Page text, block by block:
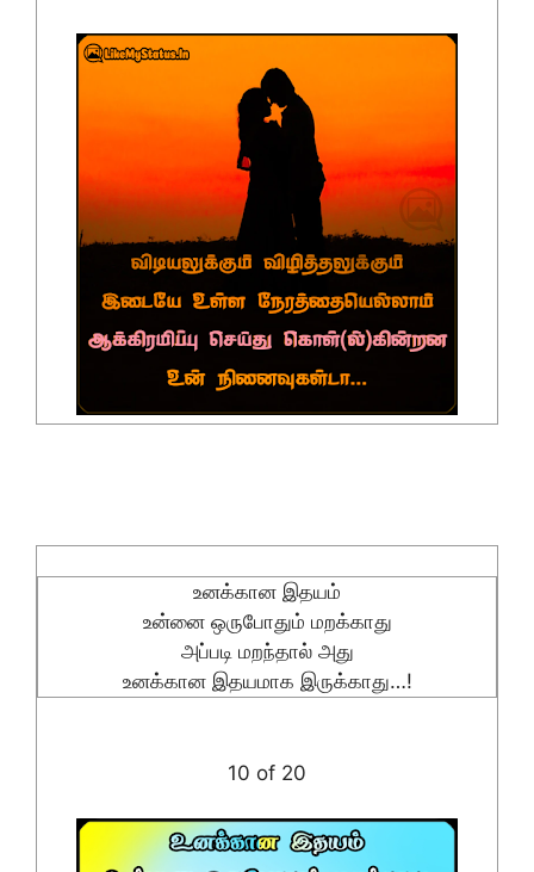
உனக்கான இதயம்
உன்னை ஒருபோதும் மறக்காது
அப்படி மறந்தால் அது
உனக்கான இதயமாக இருக்காது…!
10 of 20